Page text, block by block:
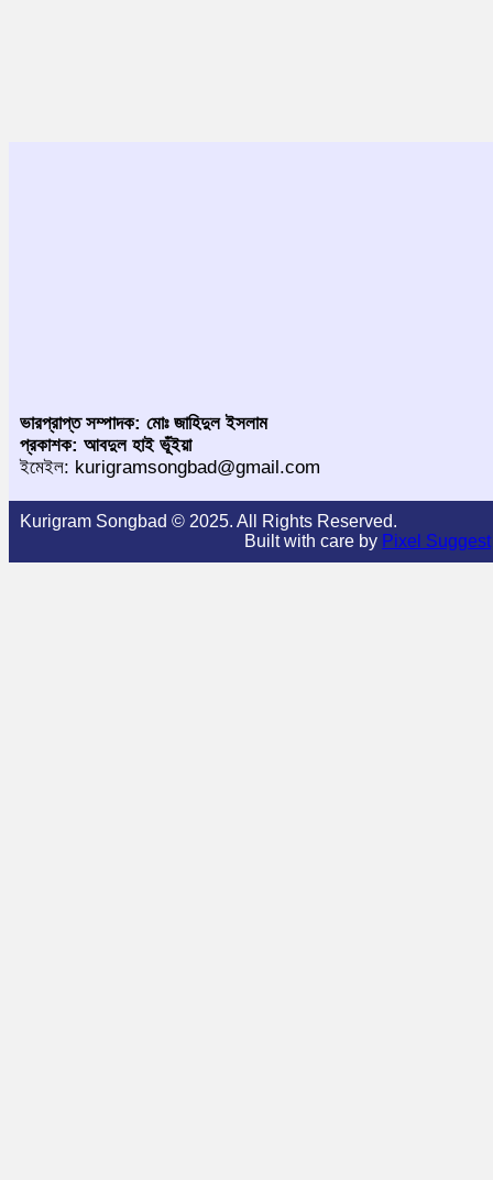
ভারপ্রাপ্ত সম্পাদক: মোঃ জাহিদুল ইসলাম
প্রকাশক: আবদুল হাই ভূঁইয়া
ইমেইল: kurigramsongbad@gmail.com
Kurigram Songbad © 2025. All Rights Reserved.
Built with care by Pixel Suggest